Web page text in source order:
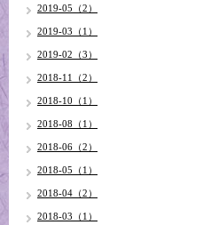
2019-05（2）
2019-03（1）
2019-02（3）
2018-11（2）
2018-10（1）
2018-08（1）
2018-06（2）
2018-05（1）
2018-04（2）
2018-03（1）